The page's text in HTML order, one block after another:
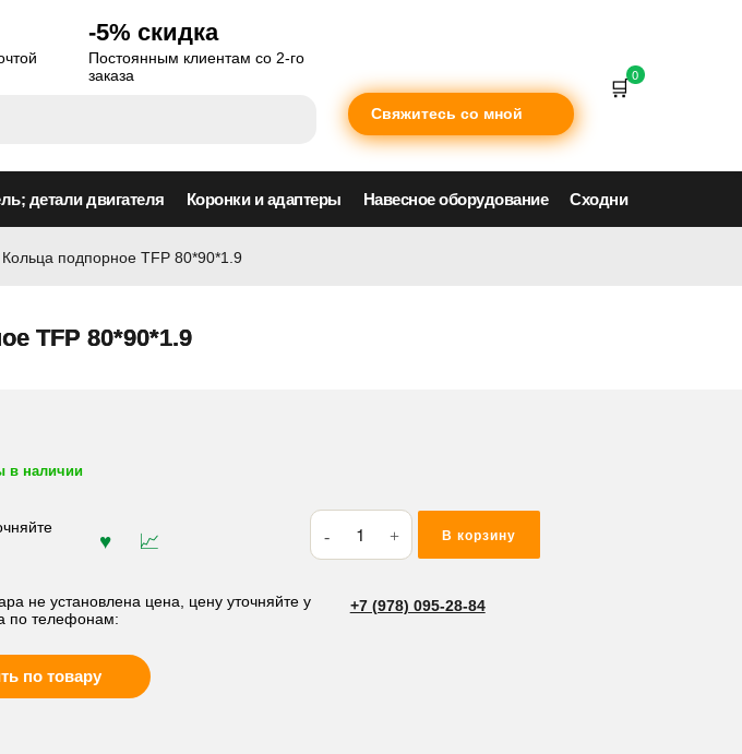
-5% скидка
Постоянным клиентам со 2-го
заказа
Свяжитесь со мной
0
детали двигателя Коронки и адаптеры Навесное оборудование Сходни
Кольца подпорное TFP 80*90*1.9
TFP 80*90*1.9
в наличии
Количество
товара
подпорное
В корзину
не установлена цена, цену уточняйте у
по телефонам:
+7 (978) 095-28-84
по товару